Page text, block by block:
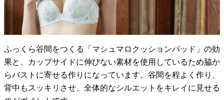
ふっくら谷間をつくる「マシュマロクッションパッド」の効
果と、カップサイドに伸びない素材を使用しているため脇か
らバストに寄せる作りになっています。谷間を程よく作り、
背中もスッキリさせ、全体的なシルエットをキレイに見せる